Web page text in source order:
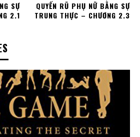
SỰ
2.1
QUYẾN RŨ PHỤ NỮ BẰNG SỰ
TRUNG THỰC – CHƯƠNG 2.3